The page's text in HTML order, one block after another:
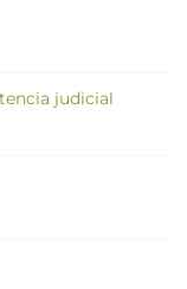
judicial